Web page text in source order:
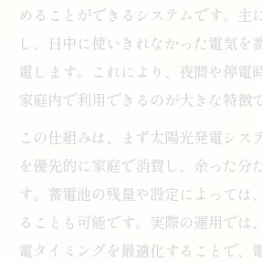
めることができるシステムです。主
し、日中に使いきれなかった電気を
電します。これにより、夜間や停電
家庭内で利用できるのが大きな特徴
この仕組みは、まず太陽光発電シス
を優先的に家庭で消費し、余った分
す。蓄電池の残量や設定によっては
ることも可能です。実際の運用では
電タイミングを最適化することで、